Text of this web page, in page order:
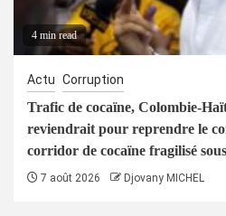
4 min read
Actu Corruption
Trafic de cocaïne, Colombie-
reviendrait pour reprendre le
corridor de cocaïne fragilisé
7 août 2026 Djovany MICHEL